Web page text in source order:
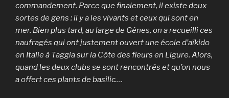
commandement. Parce que finalement, il existe deux
sortes de gens : il y a les vivants et ceux qui sont en
mer. Bien plus tard, au large de Gênes, on a recueilli ces
naufragés qui ont justement ouvert une école d’aïkido
en Italie à Taggia sur la Côte des fleurs en Ligure. Alors,
quand les deux clubs se sont rencontrés et qu’on nous
a offert ces plants de basilic….